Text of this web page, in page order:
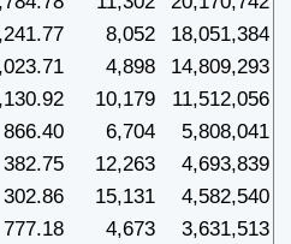
8,052
18,051,384
4,898
14,809,293
10,179
11,512,056
866.40 6,704
5,808,041
382.75 12,263
4,693,839
302.86 15,131
4,582,540
777.18 4,673
3,631,513